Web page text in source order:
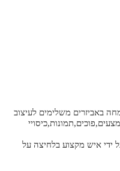
בשנת 2004 מתמחה באביזרים משלימים לעיצוב
ידי איש מקצוע בלחיצה על